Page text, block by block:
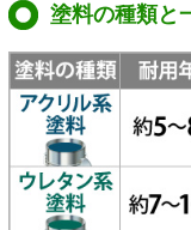
塗料の種類と